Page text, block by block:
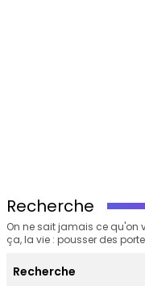
Recherche
On ne sait jamais ce qu'on
ça, la vie : pousser des
Recherche